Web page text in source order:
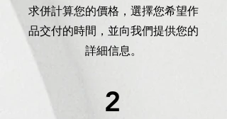
求併計算您的價格，選擇您希望作
品交付的時間，並向我們提供您的
詳細信息。
2